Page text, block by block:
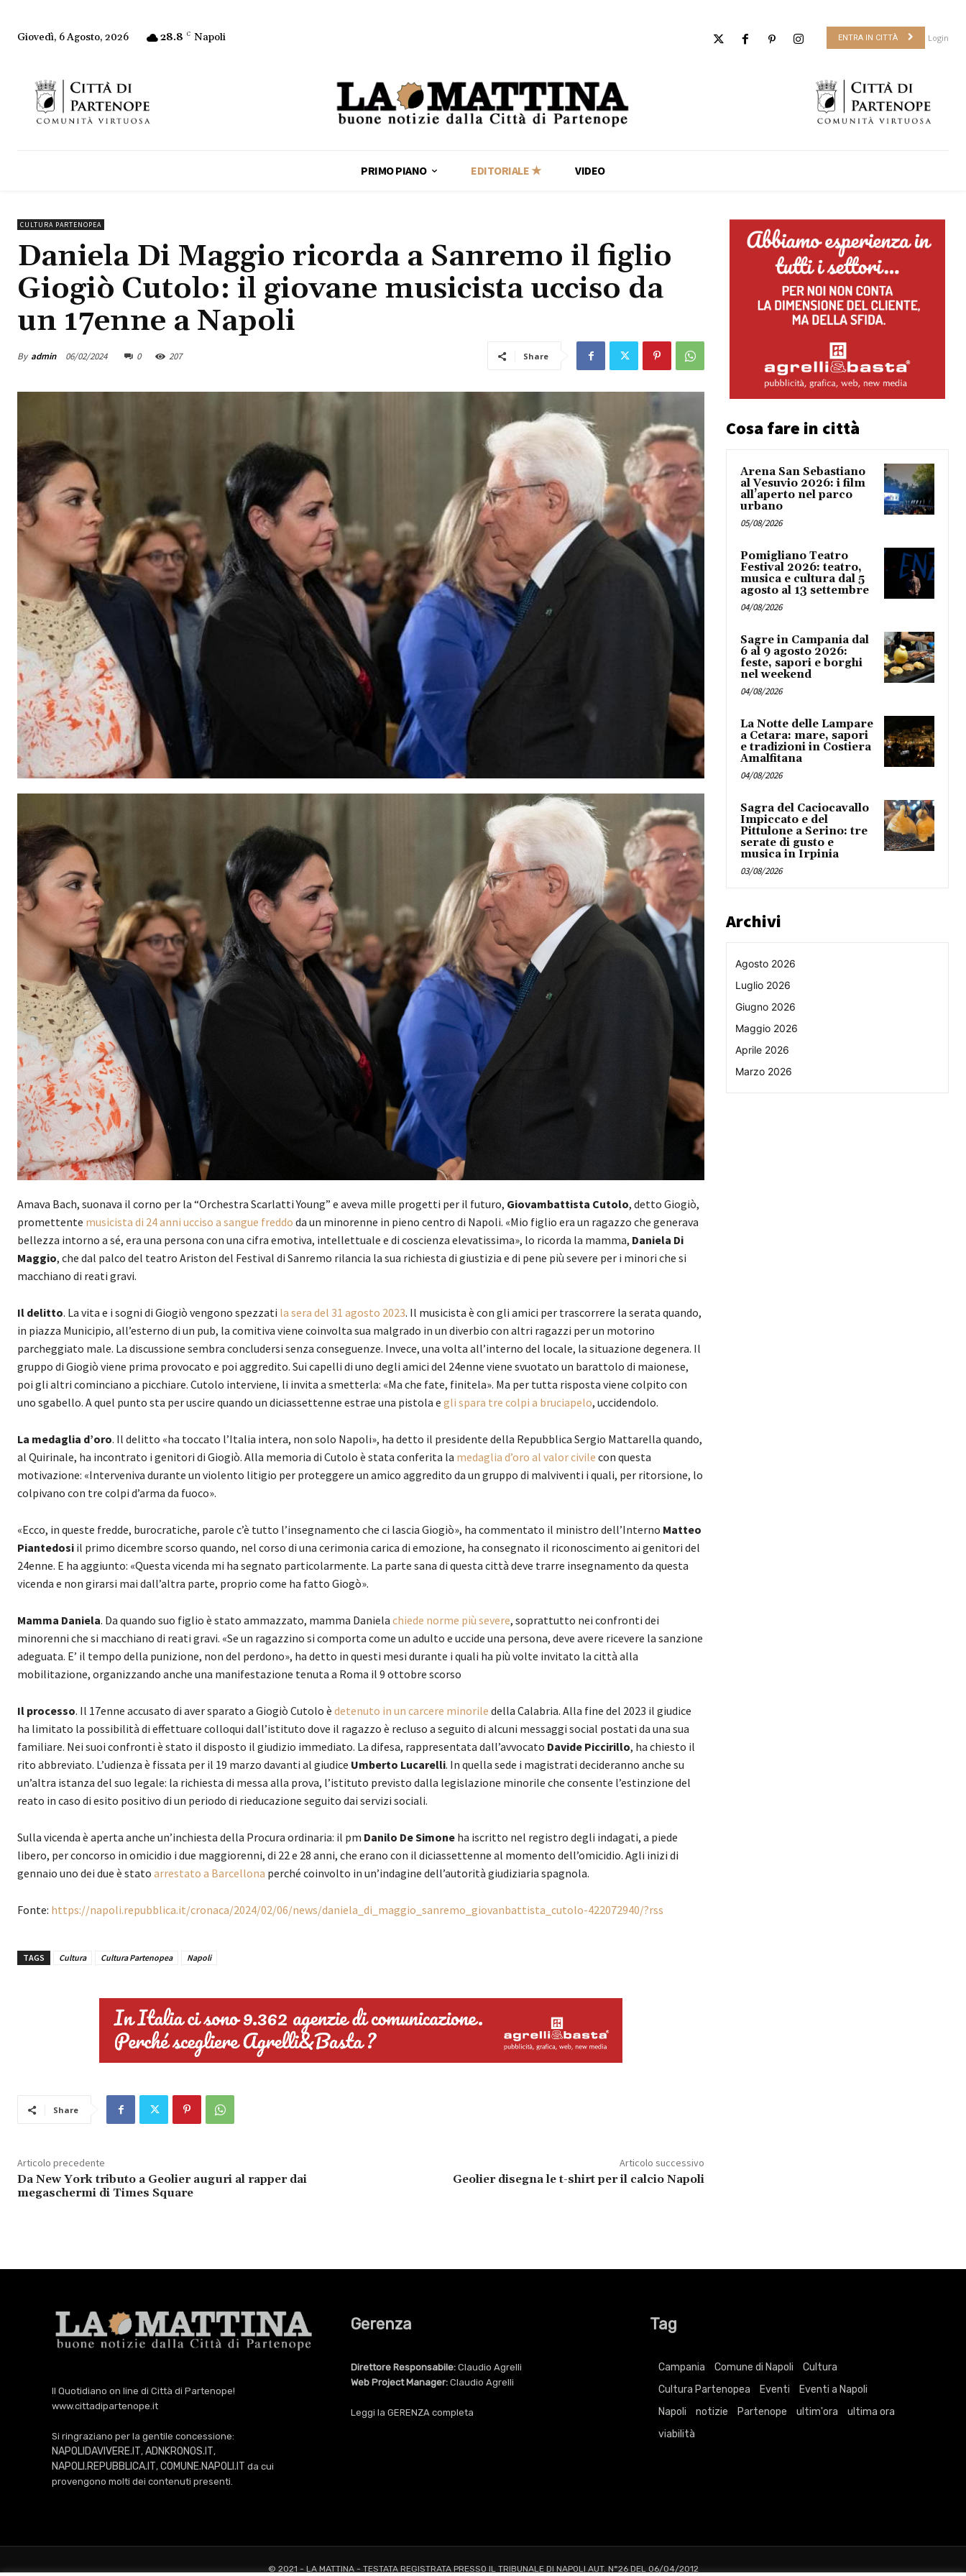
Giovedì, 6 Agosto, 2026 28.8 C Napoli ENTRA IN CITTÀ Login
PRIMO PIANO EDITORIALE ★ VIDEO
CULTURA PARTENOPEA
Daniela Di Maggio ricorda a Sanremo il figlio
Giogiò Cutolo: il giovane musicista ucciso da
un 17enne a Napoli
By admin 06/02/2024 0 207 Share
Amava Bach, suonava il corno per la “Orchestra Scarlatti Young” e aveva mille progetti per il futuro, Giovambattista Cutolo, detto Giogiò,
promettente musicista di 24 anni ucciso a sangue freddo da un minorenne in pieno centro di Napoli. «Mio figlio era un ragazzo che generava
bellezza intorno a sé, era una persona con una cifra emotiva, intellettuale e di coscienza elevatissima», lo ricorda la mamma, Daniela Di
Maggio, che dal palco del teatro Ariston del Festival di Sanremo rilancia la sua richiesta di giustizia e di pene più severe per i minori che si
macchiano di reati gravi.
Il delitto. La vita e i sogni di Giogiò vengono spezzati la sera del 31 agosto 2023. Il musicista è con gli amici per trascorrere la serata quando,
in piazza Municipio, all’esterno di un pub, la comitiva viene coinvolta sua malgrado in un diverbio con altri ragazzi per un motorino
parcheggiato male. La discussione sembra concludersi senza conseguenze. Invece, una volta all’interno del locale, la situazione degenera. Il
gruppo di Giogiò viene prima provocato e poi aggredito. Sui capelli di uno degli amici del 24enne viene svuotato un barattolo di maionese,
poi gli altri cominciano a picchiare. Cutolo interviene, li invita a smetterla: «Ma che fate, finitela». Ma per tutta risposta viene colpito con
uno sgabello. A quel punto sta per uscire quando un diciassettenne estrae una pistola e gli spara tre colpi a bruciapelo, uccidendolo.
La medaglia d’oro. Il delitto «ha toccato l’Italia intera, non solo Napoli», ha detto il presidente della Repubblica Sergio Mattarella quando,
al Quirinale, ha incontrato i genitori di Giogiò. Alla memoria di Cutolo è stata conferita la medaglia d’oro al valor civile con questa
motivazione: «Interveniva durante un violento litigio per proteggere un amico aggredito da un gruppo di malviventi i quali, per ritorsione, lo
colpivano con tre colpi d’arma da fuoco».
«Ecco, in queste fredde, burocratiche, parole c’è tutto l’insegnamento che ci lascia Giogiò», ha commentato il ministro dell’Interno Matteo
Piantedosi il primo dicembre scorso quando, nel corso di una cerimonia carica di emozione, ha consegnato il riconoscimento ai genitori del
24enne. E ha aggiunto: «Questa vicenda mi ha segnato particolarmente. La parte sana di questa città deve trarre insegnamento da questa
vicenda e non girarsi mai dall’altra parte, proprio come ha fatto Giogò».
Mamma Daniela. Da quando suo figlio è stato ammazzato, mamma Daniela chiede norme più severe, soprattutto nei confronti dei
minorenni che si macchiano di reati gravi. «Se un ragazzino si comporta come un adulto e uccide una persona, deve avere ricevere la sanzione
adeguata. E’ il tempo della punizione, non del perdono», ha detto in questi mesi durante i quali ha più volte invitato la città alla
mobilitazione, organizzando anche una manifestazione tenuta a Roma il 9 ottobre scorso
Il processo. Il 17enne accusato di aver sparato a Giogiò Cutolo è detenuto in un carcere minorile della Calabria. Alla fine del 2023 il giudice
ha limitato la possibilità di effettuare colloqui dall’istituto dove il ragazzo è recluso a seguito di alcuni messaggi social postati da una sua
familiare. Nei suoi confronti è stato il disposto il giudizio immediato. La difesa, rappresentata dall’avvocato Davide Piccirillo, ha chiesto il
rito abbreviato. L’udienza è fissata per il 19 marzo davanti al giudice Umberto Lucarelli. In quella sede i magistrati decideranno anche su
un’altra istanza del suo legale: la richiesta di messa alla prova, l’istituto previsto dalla legislazione minorile che consente l’estinzione del
reato in caso di esito positivo di un periodo di rieducazione seguito dai servizi sociali.
Sulla vicenda è aperta anche un’inchiesta della Procura ordinaria: il pm Danilo De Simone ha iscritto nel registro degli indagati, a piede
libero, per concorso in omicidio i due maggiorenni, di 22 e 28 anni, che erano con il diciassettenne al momento dell’omicidio. Agli inizi di
gennaio uno dei due è stato arrestato a Barcellona perché coinvolto in un’indagine dell’autorità giudiziaria spagnola.
Fonte: https://napoli.repubblica.it/cronaca/2024/02/06/news/daniela_di_maggio_sanremo_giovanbattista_cutolo-422072940/?rss
TAGS Cultura Cultura Partenopea Napoli
Share
Articolo precedente
Da New York tributo a Geolier auguri al rapper dai
megaschermi di Times Square
Articolo successivo
Geolier disegna le t-shirt per il calcio Napoli
Cosa fare in città
Arena San Sebastiano
al Vesuvio 2026: i film
all’aperto nel parco
urbano
05/08/2026
Pomigliano Teatro
Festival 2026: teatro,
musica e cultura dal 5
agosto al 13 settembre
04/08/2026
Sagre in Campania dal
6 al 9 agosto 2026:
feste, sapori e borghi
nel weekend
04/08/2026
La Notte delle Lampare
a Cetara: mare, sapori
e tradizioni in Costiera
Amalfitana
04/08/2026
Sagra del Caciocavallo
Impiccato e del
Pittulone a Serino: tre
serate di gusto e
musica in Irpinia
03/08/2026
Archivi
Agosto 2026
Luglio 2026
Giugno 2026
Maggio 2026
Aprile 2026
Marzo 2026
Il Quotidiano on line di Città di Partenope!
www.cittadipartenope.it
Si ringraziano per la gentile concessione:
NAPOLIDAVIVERE.IT, ADNKRONOS.IT,
NAPOLI.REPUBBLICA.IT, COMUNE.NAPOLI.IT da cui
provengono molti dei contenuti presenti.
Gerenza
Direttore Responsabile: Claudio Agrelli
Web Project Manager: Claudio Agrelli
Leggi la GERENZA completa
Tag
Campania Comune di Napoli
Cultura
Cultura Partenopea
Eventi
Eventi a Napoli
Napoli
notizie Partenope ultim'ora
ultima ora
viabilità
© 2021 - LA MATTINA - TESTATA REGISTRATA PRESSO IL TRIBUNALE DI NAPOLI AUT. N°26 DEL 06/04/2012